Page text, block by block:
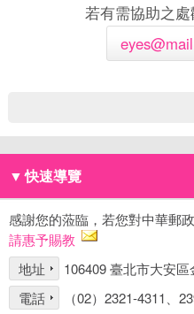
若有需協助之
▼ 快速導覽
感謝您的蒞臨，若您對中華郵
請惠予賜教
地址
106409 臺北市大安
電話
（02）2321-4311、